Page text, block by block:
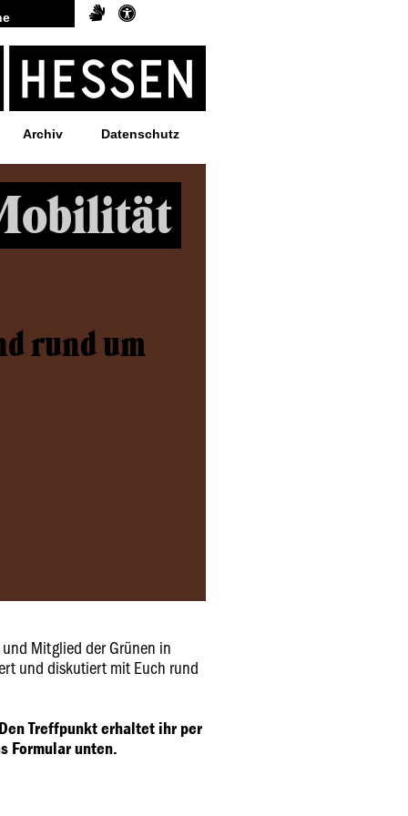
Archiv Datenschutz
rund um
Mitglied der Grünen in
und diskutiert mit Euch rund
Treffpunkt erhaltet ihr per
Formular unten.